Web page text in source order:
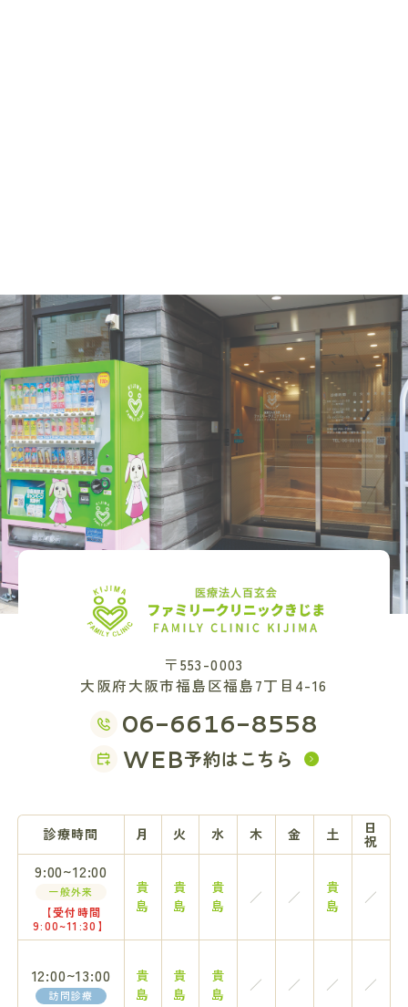
〒553-0003
大阪府大阪市福島区福島7丁目4-16
06-6616-8558
WEB予約はこちら
診療時間 月 火 水 木 金 土 日
祝
9:00~12:00
一般外来
【受付時間
9:00~11:30】
貴
島
貴
島
貴
島
／ ／
貴
島
／
12:00~13:00
訪問診療
貴
島
貴
島
貴
島
／ ／ ／ ／